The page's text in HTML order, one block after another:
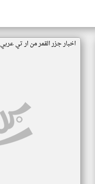
اخبار جزر القمر من ار تي عربي